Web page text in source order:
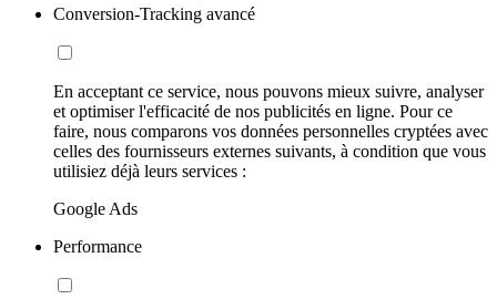
Conversion-Tracking avancé
En acceptant ce service, nous pouvons mieux suivre, analyser
et optimiser l'efficacité de nos publicités en ligne. Pour ce
faire, nous comparons vos données personnelles cryptées avec
celles des fournisseurs externes suivants, à condition que vous
utilisiez déjà leurs services :
Google Ads
Performance